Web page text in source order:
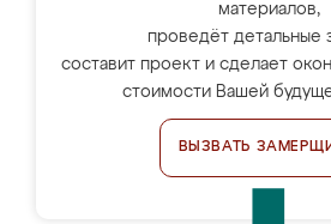
материалов,
проведёт детальные
составит проект и сделает
стоимости Вашей
ВЫЗВАТЬ